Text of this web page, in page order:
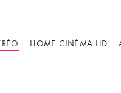
HOME CINÉMA HD